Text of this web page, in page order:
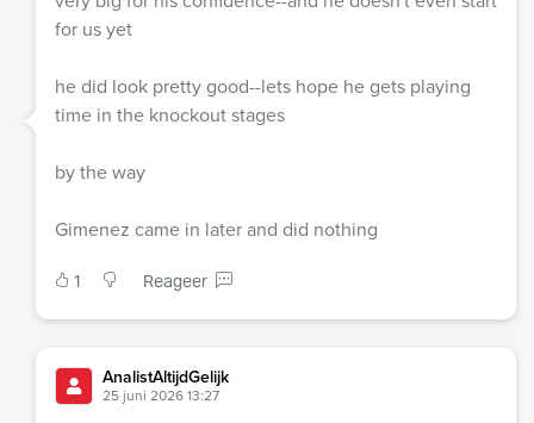
for us yet
he did look pretty good--lets hope he gets playing
time in the knockout stages
by the way
Gimenez came in later and did nothing
1 Reageer
AnalistAltijdGelijk
25 juni 2026 13:27